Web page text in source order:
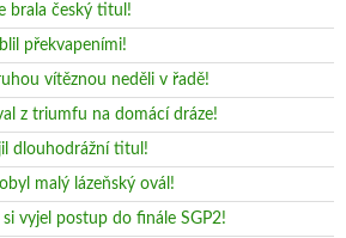
brala český titul!
překvapeními!
vítěznou neděli v řadě!
z triumfu na domácí dráze!
dlouhodrážní titul!
malý lázeňský ovál!
vyjel postup do finále SGP2!